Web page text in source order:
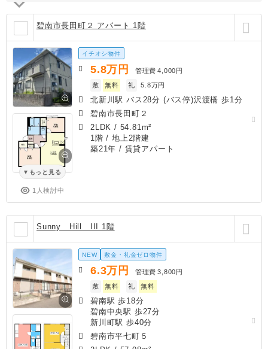
碧南市長田町２ アパート 1階
もっと見る
1人検討中
イチオシ物件
5.8万円 管理費 4,000円
敷
無料 礼 5.8万円
北新川駅 バス28分 (バス停)沢渡橋 歩1分
碧南市長田町２
2LDK / 54.81m²
1階 / 地上2階建
築21年 / 賃貸アパート
Sunny Hill III 1階
NEW 敷金・礼金ゼロ物件
6.3万円 管理費 3,800円
敷
無料 礼 無料
碧南駅 歩18分
碧南中央駅 歩27分
新川町駅 歩40分
碧南市平七町５